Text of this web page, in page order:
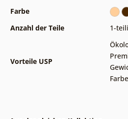
Farbe
Anzahl der Teile
1-
Vorteile USP